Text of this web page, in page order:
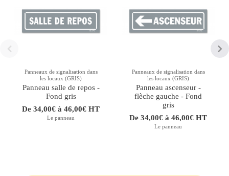
Panneaux de signalisation dans
les locaux (GRIS)
Panneau salle de repos -
Fond gris
De 34,00€ à 46,00€ HT
Le panneau
Panneaux de signalisation dans
les locaux (GRIS)
Panneau ascenseur -
flèche gauche - Fond
gris
De 34,00€ à 46,00€ HT
Le panneau